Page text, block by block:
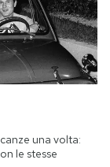
una volta:
le stesse